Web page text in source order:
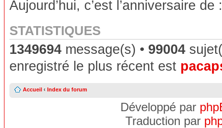
Aujourd’hui, c’est l’anniversaire de
STATISTIQUES
1349694 message(s) • 99004
enregistré le plus récent est
Accueil ‹ Index du forum
Développé par
Traduction par